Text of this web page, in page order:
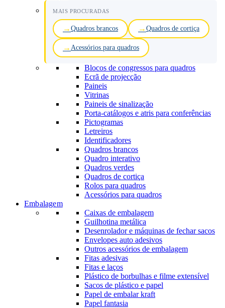
MAIS PROCURADAS
Quadros brancos Quadros de cortiça
Acessórios para quadros
Blocos de congressos para quadros
Ecrã de projecção
Paineis
Vitrinas
Paineis de sinalização
Porta-catálogos e atris para conferências
Pictogramas
Letreiros
Identificadores
Quadros brancos
Quadro interativo
Quadros verdes
Quadros de cortiça
Rolos para quadros
Acessórios para quadros
Embalagem
Caixas de embalagem
Guilhotina metálica
Desenrolador e máquinas de fechar sacos
Envelopes auto adesivos
Outros acessórios de embalagem
Fitas adesivas
Fitas e laços
Plástico de borbulhas e filme extensível
Sacos de plástico e papel
Papel de embalar kraft
Papel fantasia